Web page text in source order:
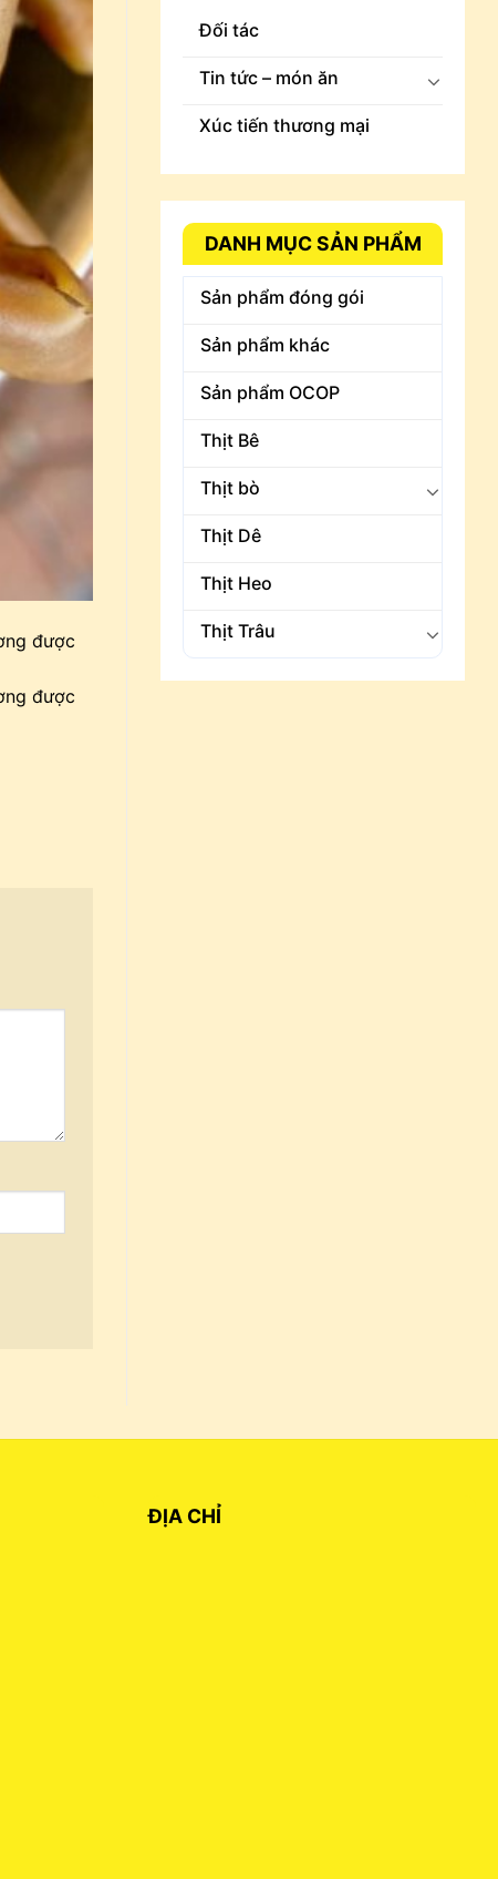
được
được
Đối tác
Tin tức – món ăn
Xúc tiến thương mại
DANH MỤC SẢN PHẨM
Sản phẩm đóng gói
Sản phẩm khác
Sản phẩm OCOP
Thịt Bê
Thịt bò
Thịt Dê
Thịt Heo
Thịt Trâu
ĐỊA CHỈ